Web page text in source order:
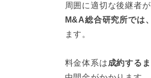
周囲に適切な後継者
M&A総合研究所では
ます。
料金体系は成約する